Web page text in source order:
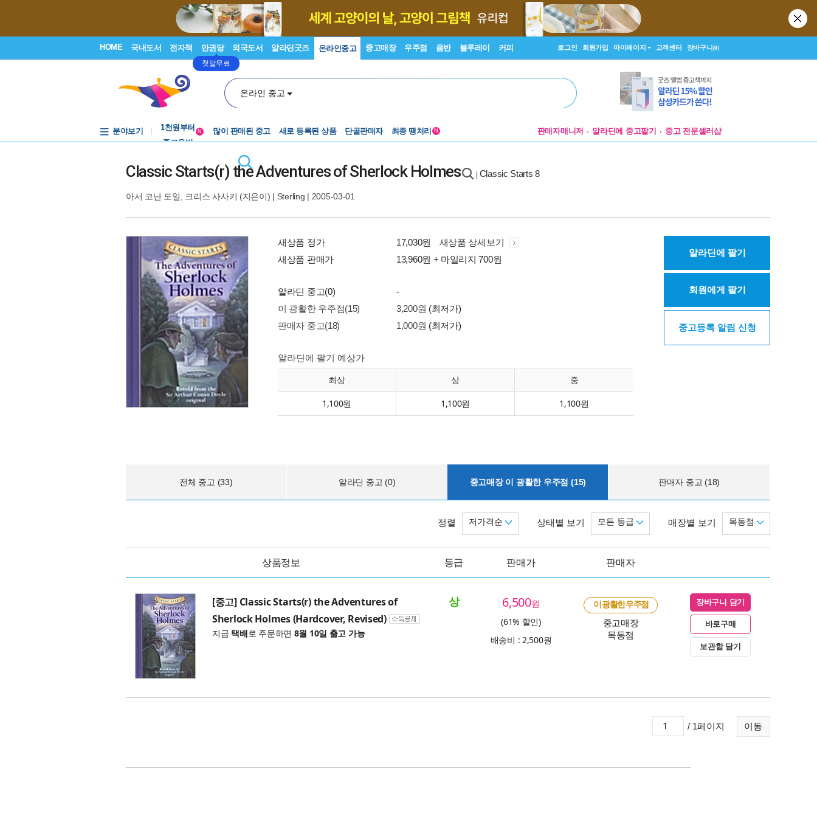
HOME 국내도서 전자책 만권당
첫달무료
외국도서 알라딘굿즈 온라인중고 중고매장 우주점 음반 블루레이 커피 로그인 회원가입 마이페이지 고객센터 장바구니(0)
온라인 중고
분야보기
중고음반
중고음반
N 많이 판매된 중고 새로 등록된 상품 단골판매자 최종 땡처리 N 판매자매니저 알라딘에 중고팔기 중고 전문셀러샵
Classic Starts(r) the Adventures of Sherlock Holmes Classic Starts 8
아서 코난 도일 크리스 사사키 (지은이) | Sterling | 2005-03-01
새상품 정가 17,030원
새상품 상세보기
새상품 판매가
13,960원 + 마일리지 700원
알라딘 중고(0)
-
이 광활한 우주점(15)
3,200원 (최저가)
판매자 중고(18)
1,000원 (최저가)
알라딘에 팔기 예상가
최상 상 중
1,100원 1,100원 1,100원
알라딘에 팔기
회원에게 팔기
중고등록 알림 신청
전체 중고 (33) 알라딘 중고 (0) 중고매장 이 광활한 우주점 (15) 판매자 중고 (18)
매장별 보기 목동점
상태별 보기 모든 등급
정렬 저가격순
상품정보 등급 판매가 판매자
[중고] Classic Starts(r) the Adventures of
Sherlock Holmes (Hardcover, Revised)
지금 택배로 주문하면 8월 10일 출고 가능
상 6,500원
(61% 할인)
배송비 : 2,500원
이 광활한 우주점
중고매장
목동점
장바구니 담기
바로구매
보관함 담기
이동
/ 1페이지